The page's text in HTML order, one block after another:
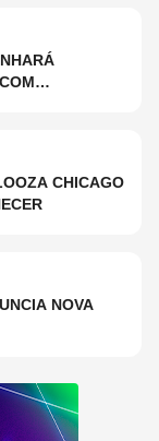
CHICAGO
NOVA